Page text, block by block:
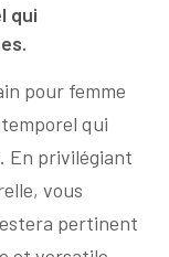
qui
pour femme
qui
En privilégiant
vous
pertinent